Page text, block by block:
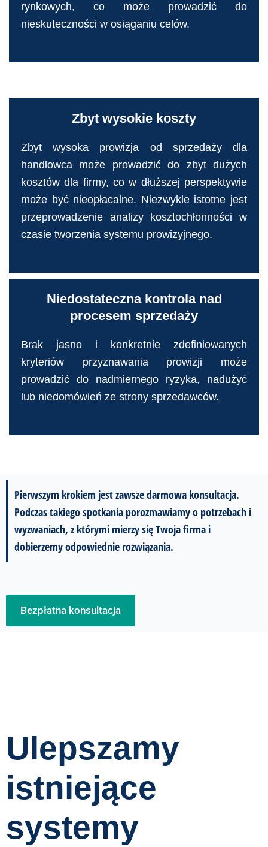
rynkowych, co może prowadzić do
nieskuteczności w osiąganiu celów.
Zbyt wysokie koszty
Zbyt wysoka prowizja od sprzedaży dla
handlowca może prowadzić do zbyt dużych
kosztów dla firmy, co w dłuższej perspektywie
może być nieopłacalne. Niezwykle istotne jest
przeprowadzenie analizy kosztochłonności w
czasie tworzenia systemu prowizyjnego.
Niedostateczna kontrola nad
procesem sprzedaży
Brak jasno i konkretnie zdefiniowanych
kryteriów przyznawania prowizji może
prowadzić do nadmiernego ryzyka, nadużyć
lub niedomówień ze strony sprzedawców.
Pierwszym krokiem jest zawsze darmowa konsultacja.
Podczas takiego spotkania porozmawiamy o potrzebach i
wyzwaniach, z którymi mierzy się Twoja firma i
dobierzemy odpowiednie rozwiązania.
Bezpłatna konsultacja
Ulepszamy
istniejące
systemy